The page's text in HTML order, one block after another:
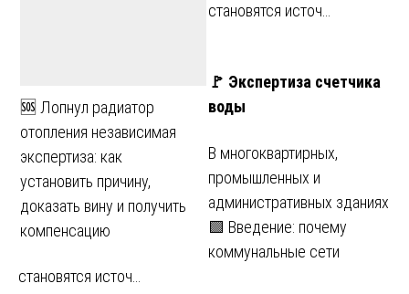
🆘 Лопнул радиатор
отопления независимая
экспертиза: как
установить причину,
доказать вину и получить
компенсацию
становятся источ…
🚩 Экспертиза счетчика
воды
В многоквартирных,
промышленных и
административных зданиях
🟩 Введение: почему
коммунальные сети
становятся источ…